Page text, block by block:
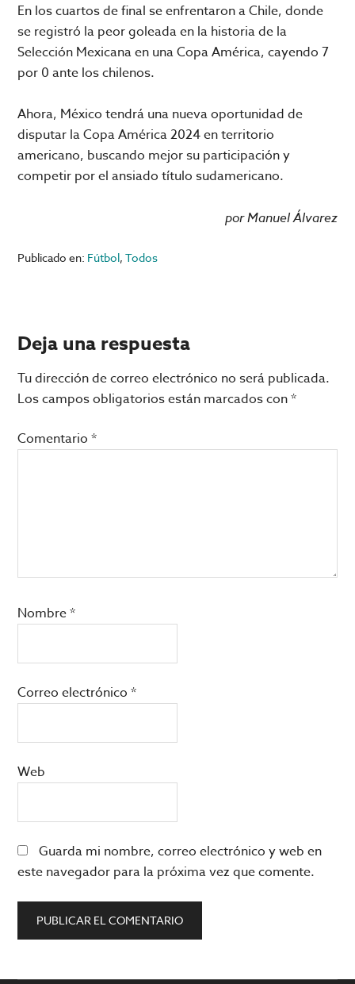
En los cuartos de final se enfrentaron a Chile, donde
se registró la peor goleada en la historia de la
Selección Mexicana en una Copa América, cayendo 7
por 0 ante los chilenos.
Ahora, México tendrá una nueva oportunidad de
disputar la Copa América 2024 en territorio
americano, buscando mejor su participación y
competir por el ansiado título sudamericano.
por Manuel Álvarez
Publicado en: Fútbol,Todos
Interacciones
con
los
lectores
Deja una respuesta
Tu dirección de correo electrónico no será publicada.
Los campos obligatorios están marcados con*
Comentario*
Nombre*
Correo electrónico*
Web
Guarda mi nombre, correo electrónico y web en
este navegador para la próxima vez que comente.